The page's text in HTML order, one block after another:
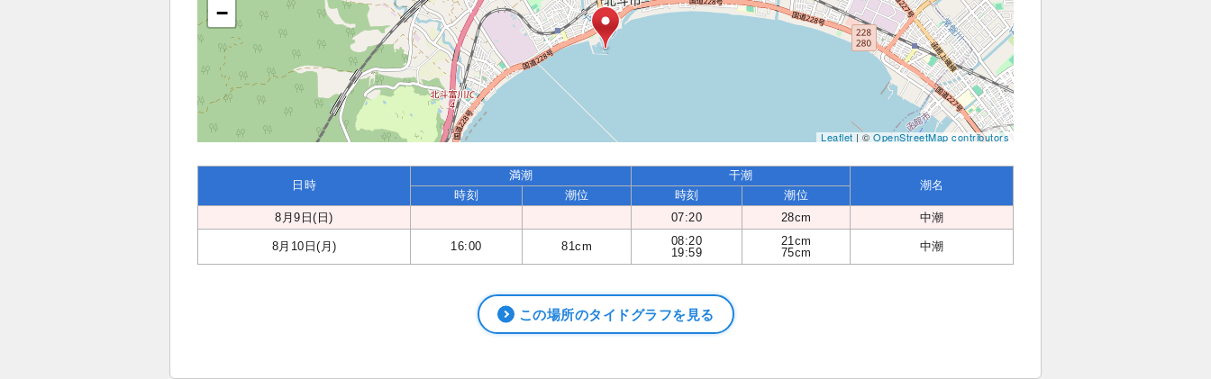
−
Leaflet| ©OpenStreetMap contributors
日時
満潮 干潮
潮名
時刻 潮位 時刻
潮位
8月9日(日)
07:20 28cm 中潮
8月10日(月) 16:00 81cm
08:20
19:59
21cm
75cm
中潮
この場所のタイドグラフを見る